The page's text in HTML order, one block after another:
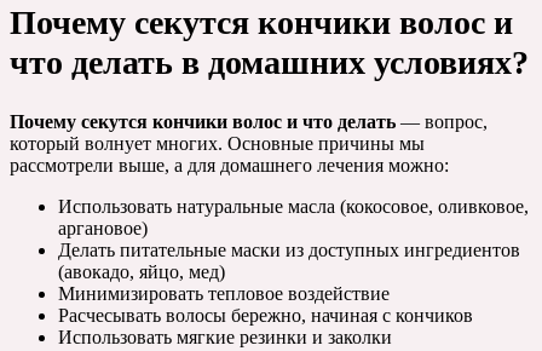
Почему секутся кончики волос и
что делать в домашних условиях?
Почему секутся кончики волос и что делать — вопрос,
который волнует многих. Основные причины мы
рассмотрели выше, а для домашнего лечения можно:
Использовать натуральные масла (кокосовое, оливковое,
аргановое)
Делать питательные маски из доступных ингредиентов
(авокадо, яйцо, мед)
Минимизировать тепловое воздействие
Расчесывать волосы бережно, начиная с кончиков
Использовать мягкие резинки и заколки